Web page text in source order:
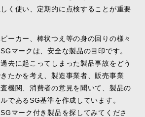
く使い、定期的に点検することが重要
ーカー、棒状つえ等の身の回りの様々
マークは、安全な製品の目印です。
去に起こってしまった製品事故をどう
たかを考え、製造事業者、販売事業
機関、消費者の意見を聞いて、製品の
であるSG基準を作成しています。
マーク付き製品を探してみてくださ